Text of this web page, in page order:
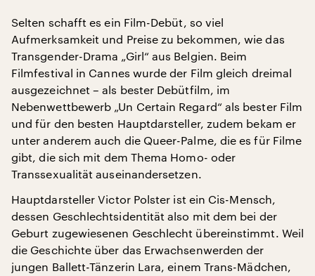
Selten schafft es ein Film-Debüt, so viel
Aufmerksamkeit und Preise zu bekommen, wie das
Transgender-Drama „Girl“ aus Belgien. Beim
Filmfestival in Cannes wurde der Film gleich dreimal
ausgezeichnet – als bester Debütfilm, im
Nebenwettbewerb „Un Certain Regard“ als bester Film
und für den besten Hauptdarsteller, zudem bekam er
unter anderem auch die Queer-Palme, die es für Filme
gibt, die sich mit dem Thema Homo- oder
Transsexualität auseinandersetzen.
Hauptdarsteller Victor Polster ist ein Cis-Mensch,
dessen Geschlechtsidentität also mit dem bei der
Geburt zugewiesenen Geschlecht übereinstimmt. Weil
die Geschichte über das Erwachsenwerden der
jungen Ballett-Tänzerin Lara, einem Trans-Mädchen,